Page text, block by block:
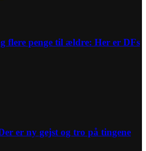
flere penge til ældre: Her er DFs
er ny gejst og tro på tingene